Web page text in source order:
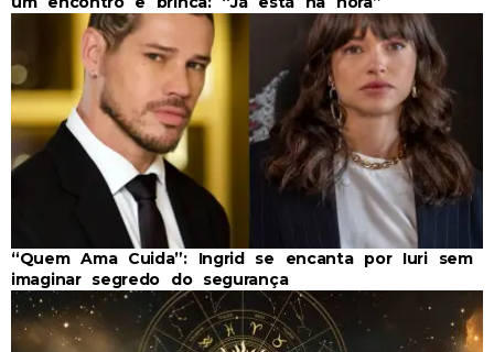
“Quem Ama Cuida”: Ingrid se encanta por Iuri sem
imaginar segredo do segurança